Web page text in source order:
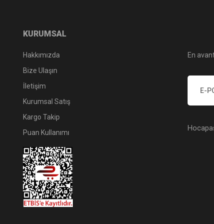
KURUMSAL
Hakkımızda
Bize Ulaşın
İletişim
Kurumsal Satış
Kargo Takip
Puan Kullanımı
En